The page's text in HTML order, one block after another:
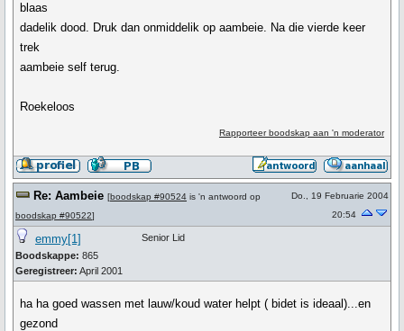
blaas
dadelik dood. Druk dan onmiddelik op aambeie. Na die vierde keer
trek
aambeie self terug.
Roekeloos
Rapporteer boodskap aan 'n moderator
Re: Aambeie [boodskap #90524 is 'n antwoord op
boodskap #90522]
Do., 19 Februarie 2004
20:54
emmy[1]
Boodskappe: 865
Geregistreer: April 2001
Senior Lid
ha ha goed wassen met lauw/koud water helpt ( bidet is ideaal)...en
gezond